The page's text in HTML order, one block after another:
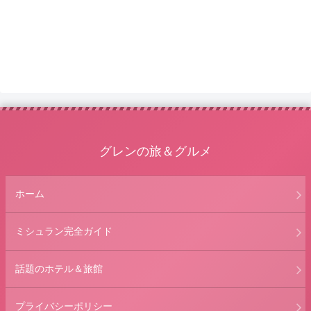
グレンの旅＆グルメ
ホーム
ミシュラン完全ガイド
話題のホテル＆旅館
プライバシーポリシー